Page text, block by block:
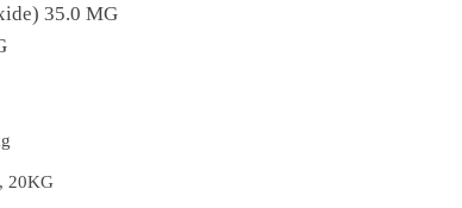
35.0 MG
20KG